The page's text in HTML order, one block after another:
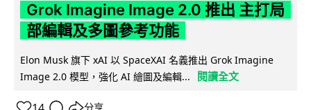
Grok Imagine Image 2.0 推出 主打局
部編輯及多圖參考功能
Elon Musk 旗下 xAI 以 SpaceXAI 名義推出 Grok Imagine
Image 2.0 模型，強化 AI 繪圖及編輯...
閱讀全文